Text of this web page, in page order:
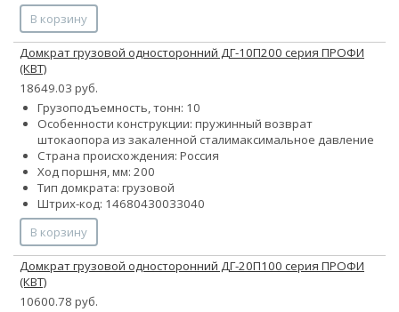
В корзину
Домкрат грузовой односторонний ДГ-10П200 серия ПРОФИ
(КВТ)
18649.03 руб.
Грузоподъемность, тонн: 10
Особенности конструкции: пружинный возврат
штокаопора из закаленной сталимаксимальное давление
Страна происхождения: Россия
Ход поршня, мм: 200
Тип домкрата: грузовой
Штрих-код: 14680430033040
В корзину
Домкрат грузовой односторонний ДГ-20П100 серия ПРОФИ
(КВТ)
10600.78 руб.